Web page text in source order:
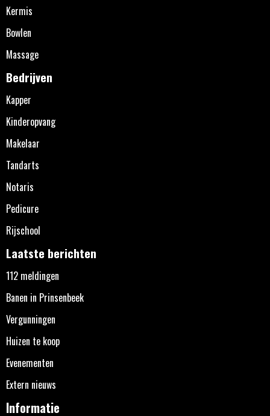
Kermis
Bowlen
Massage
Bedrijven
Kapper
Kinderopvang
Makelaar
Tandarts
Notaris
Pedicure
Rijschool
Laatste berichten
112 meldingen
Banen in Prinsenbeek
Vergunningen
Huizen te koop
Evenementen
Extern nieuws
Informatie